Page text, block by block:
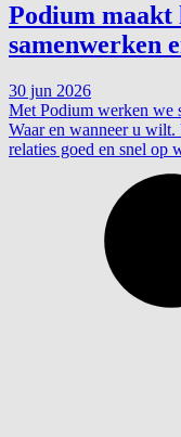
Podium maakt
samenwerken
30 jun 2026
Met Podium werken we
Waar en wanneer u
relaties goed en snel op